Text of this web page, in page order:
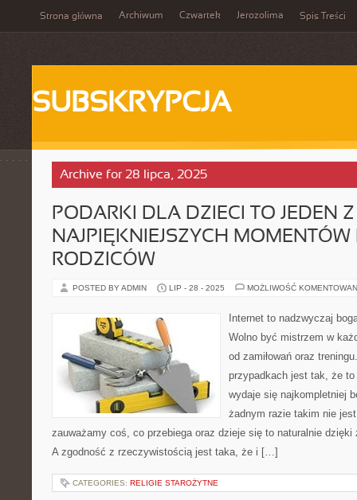
Strona główna Archiwum Czwartek Jerozolima Spis Treści
SUBSKRYPCJA
Archive for 28 lipca, 2025
PODARKI DLA DZIECI TO JEDEN Z
NAJPIĘKNIEJSZYCH
RODZICÓW
POSTED BY ADMIN LIP - 28 - 2025 MOŻLIWOŚĆ
Internet to nadzwyczaj
Wolno być mistrzem w
od zamiłowań oraz
przypadkach jest tak, że
wydaje się najkompletniej
żadnym razie takim nie
zauważamy coś, co przebiega oraz dzieje się to naturalnie dzięki
A zgodność z rzeczywistością jest taka, że i […]
CATEGORIES: RELIGIE STAROŻYTNE